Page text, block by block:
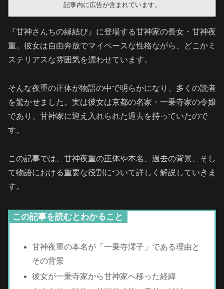
記事内に広告が含まれています。
『甘神さんちの縁結び』に登場する甘神家の長女・甘神夜
重。彼女は自由奔放でマイペースな性格ながら、どこかミ
ステリアスな雰囲気を漂わせています。
そんな夜重の正体が物語の中で明らかになり、多くの読者
を驚かせました。実は彼女は京都の名家・一乗寺家の令嬢
であり、甘神家に迎え入れられた過去を持っていたので
す。
この記事では、甘神夜重の正体や本名、過去の背景、そし
て物語における重要な役割について詳しく解説していきま
す。
この記事を読むとわかること
甘神夜重の本名が「一乗寺澪子」である理由と
その背景
彼女が一乗寺家から甘神家へ移った経緯